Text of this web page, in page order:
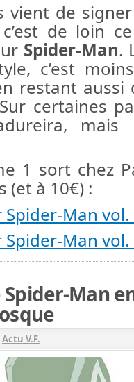
vient de
de loin
Spider-Man.
c’est
restant aussi
certaines
mais
1 sort chez
(et à 10€) :
Man vol.
Man vol.
Spider-Man
Actu V.F.